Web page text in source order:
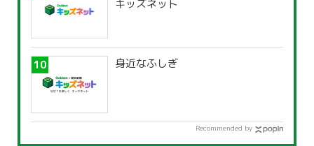
キッズネット
身近なふしぎ
Recommended by